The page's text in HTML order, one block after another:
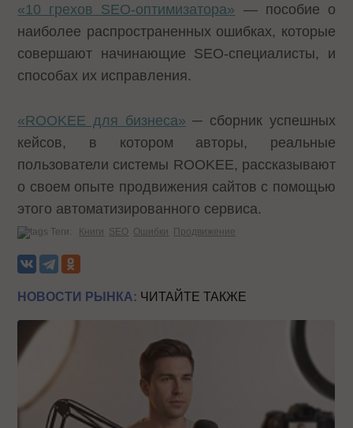
«10 грехов SEO-оптимизатора» — пособие о
наиболее распространенных ошибках, которые
совершают начинающие SEO-специалисты, и
способах их исправления.
«ROOKEE для бизнеса» ─ сборник успешных
кейсов, в котором авторы, реальные
пользователи системы ROOKEE, рассказывают
о своем опыте продвижения сайтов с помощью
этого автоматизированного сервиса.
Теги: Книги SEO Ошибки Продвижение
НОВОСТИ РЫНКА: ЧИТАЙТЕ ТАКЖЕ